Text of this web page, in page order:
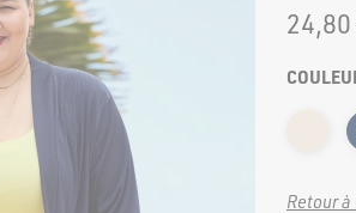
24,80
Retour
BAS